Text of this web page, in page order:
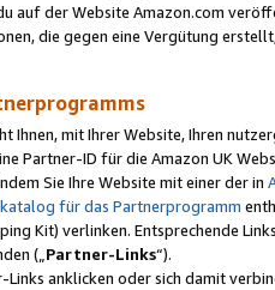
auf der Website Amazon.com
die gegen eine Vergütung
Ihnen, mit Ihrer Website, Ihren
Partner-ID für die Amazon UK
Sie Ihre Website mit einer der in
für das Partnerprogramm
Kit) verlinken. Entsprechende
(„ Partner-Links“).
Links anklicken oder sich damit